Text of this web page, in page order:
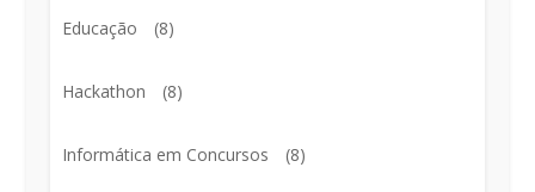
Educação (8)
Hackathon (8)
Informática em Concursos (8)